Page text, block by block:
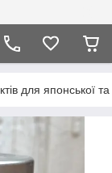
для японської та